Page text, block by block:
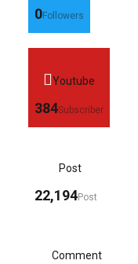
0Followers
Youtube
384Subscriber
Post
22,194Post
Comment